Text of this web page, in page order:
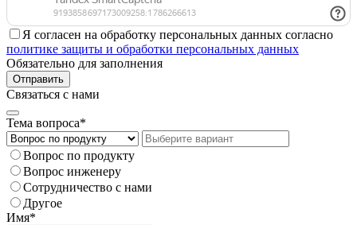
Я согласен на обработку персональных данных согласно
политике защиты и обработки персональных данных
Обязательно для заполнения
Отправить
Связаться с нами
Тема вопроса*
Вопрос по продукту
Вопрос инженеру
Сотрудничество с нами
Другое
Имя*